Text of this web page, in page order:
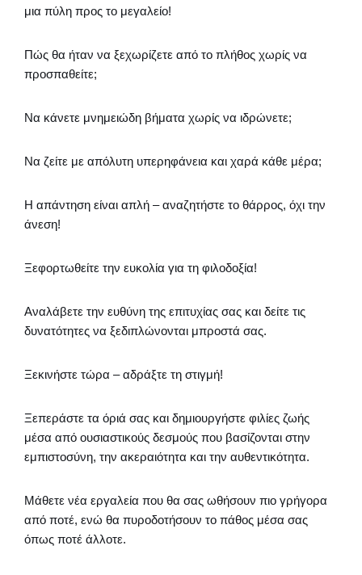
μια πύλη προς το μεγαλείο!
Πώς θα ήταν να ξεχωρίζετε από το πλήθος χωρίς να
προσπαθείτε;
Να κάνετε μνημειώδη βήματα χωρίς να ιδρώνετε;
Να ζείτε με απόλυτη υπερηφάνεια και χαρά κάθε μέρα;
Η απάντηση είναι απλή – αναζητήστε το θάρρος, όχι την
άνεση!
Ξεφορτωθείτε την ευκολία για τη φιλοδοξία!
Αναλάβετε την ευθύνη της επιτυχίας σας και δείτε τις
δυνατότητες να ξεδιπλώνονται μπροστά σας.
Ξεκινήστε τώρα – αδράξτε τη στιγμή!
Ξεπεράστε τα όριά σας και δημιουργήστε φιλίες ζωής
μέσα από ουσιαστικούς δεσμούς που βασίζονται στην
εμπιστοσύνη, την ακεραιότητα και την αυθεντικότητα.
Μάθετε νέα εργαλεία που θα σας ωθήσουν πιο γρήγορα
από ποτέ, ενώ θα πυροδοτήσουν το πάθος μέσα σας
όπως ποτέ άλλοτε.